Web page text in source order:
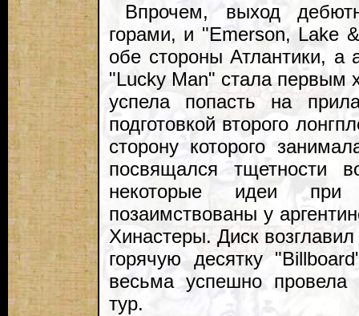
Впрочем, выход
горами, и "Emerson, Lake
обе стороны Атлантики, а
"Lucky Man" стала первым
успела попасть на
подготовкой второго
сторону которого
посвящался тщетности
некоторые идеи
позаимствованы у
Хинастеры. Диск
горячую десятку
весьма успешно провела
тур.